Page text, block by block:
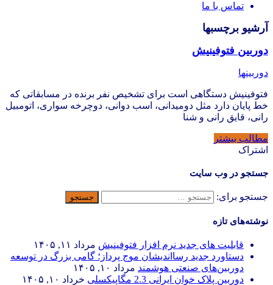
تماس با ما
آرشیو برچسبها
دوربین فتوفینیش
دوربینها
فتوفینیش دستگاهی است برای تشخیص نفر برنده در مسابقاتی که
خط پایان دارد مثل دومیدانی، اسب دوانی، دوچرخه سواری، اتومبیل
رانی، قایق رانی و شنا
مطالب بیشتر
اشتراک
جستجو در وب سایت
جستجو برای:
نوشته‌های تازه
قابلیت های جدید نرم افزار فتوفینیش مرداد ۱۱, ۱۴۰۵
دستاورد جدید رسااندیشان موج پرداز؛ گامی بزرگ در توسعه
دوربین‌های صنعتی هوشمند مرداد ۱۰, ۱۴۰۵
دوربین پلاک خوان ایرانی 2.3 مگاپیکسلی
خرداد ۱۰, ۱۴۰۵